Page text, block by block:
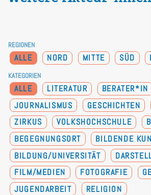
REGIONEN
ALLE NORD MITTE SÜD
KATEGORIEN
ALLE LITERATUR
BERATER*IN
JOURNALISMUS
GESCHICHTEN
ZIRKUS
VOLKSHOCHSCHULE
BEGEGNUNGSORT
BILDENDE
BILDUNG/UNIVERSITÄT
FILM/MEDIEN
FOTOGRAFIE
JUGENDARBEIT
RELIGION